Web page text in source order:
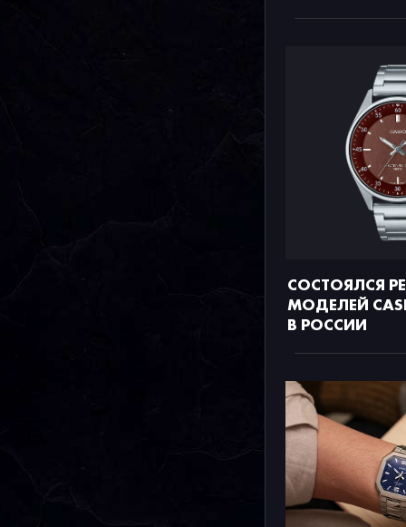
СОСТОЯЛСЯ
МОДЕЛЕЙ
В РОССИИ